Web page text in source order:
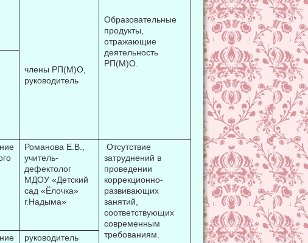
члены РП(М)О,
руководитель
Образовательные
продукты,
отражающие
деятельность
РП(М)О.
Романова Е.В.,
учитель-
дефектолог
МДОУ «Детский
сад «Ёлочка»
г.Надыма»
Отсутствие
затруднений в
проведении
коррекционно-
развивающих
занятий,
соответствующих
современным
требованиям.
руководитель